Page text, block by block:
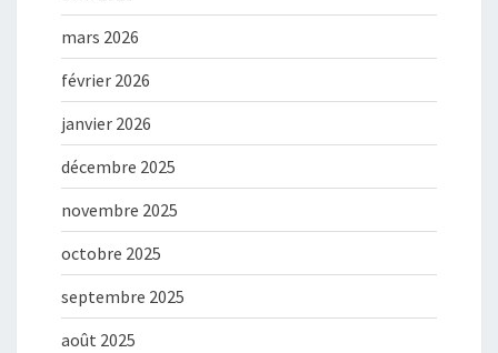
mars 2026
février 2026
janvier 2026
décembre 2025
novembre 2025
octobre 2025
septembre 2025
août 2025